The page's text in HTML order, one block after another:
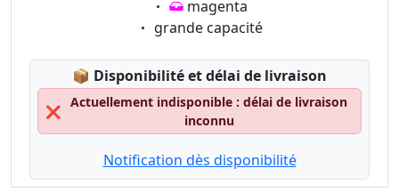
Eigenschaft:
magenta
Eigenschaft:
grande capacité
📦 Lagerstatus:
Disponibilité et délai de livraison
❌
Actuellement indisponible : délai de livraison
inconnu
Notification dès disponibilité